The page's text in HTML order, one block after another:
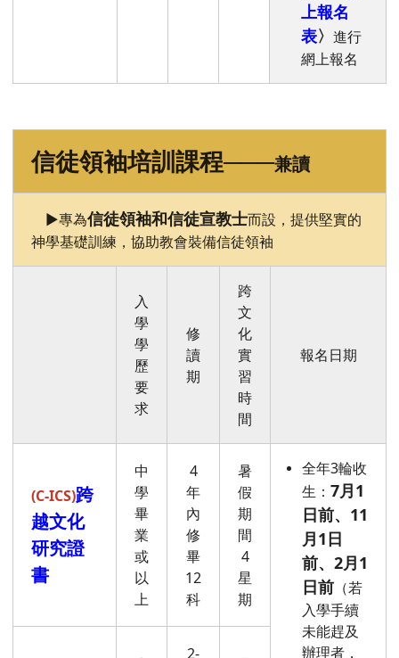
上報名
表〉 進行
網上報名
信徒領袖培訓課程───兼讀
►專為信徒領袖和信徒宣教士而設，提供堅實的
神學基礎訓練，協助教會裝備信徒領袖
入
學
學
歷
要
求
修
讀
期
跨
文
化
實
習
時
間
報名日期
(C-ICS)跨
越文化
研究證
書
中
學
畢
業
或
以
上
4
年
內
修
畢
12
科
暑
假
期
間
4
星
期
全年3輪收
生： 7月1
日前、11
月1日
前、2月1
日前 （若
入學手續
未能趕及
辦理者，
2-